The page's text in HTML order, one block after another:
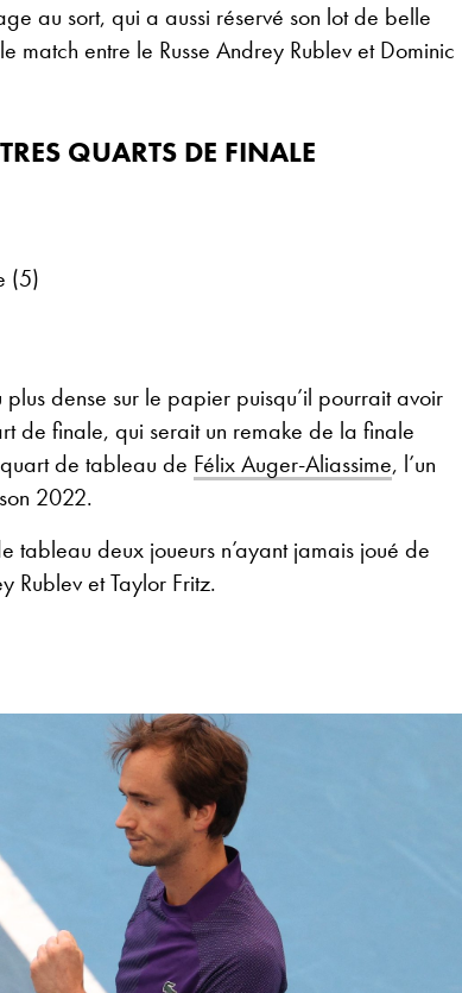
au sort, qui a aussi réservé son lot de belle
match entre le Russe Andrey Rublev et Dominic
QUARTS DE FINALE
(5)
dense sur le papier puisqu’il pourrait avoir
de finale, qui serait un remake de la finale
de tableau de Félix Auger-Aliassime, l’un
2022.
tableau deux joueurs n’ayant jamais joué de
Rublev et Taylor Fritz.